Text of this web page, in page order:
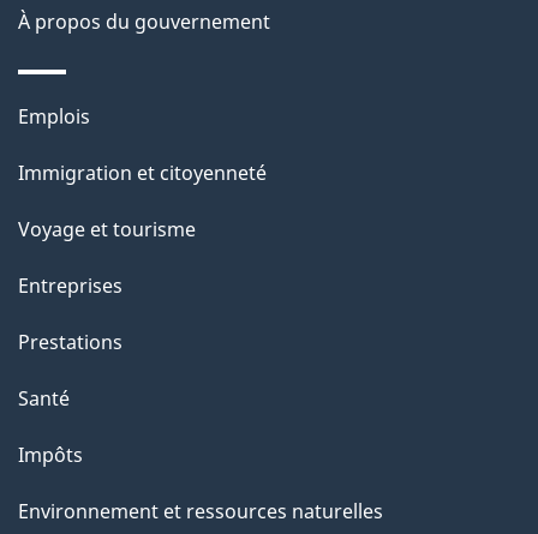
p
a
À propos du gouvernement
Thèmes
sujets
Emplois
Immigration et citoyenneté
Voyage et tourisme
Entreprises
Prestations
Santé
Impôts
Environnement et ressources naturelles